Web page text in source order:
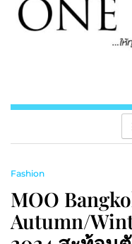
Fashion
MOO
Autumn/